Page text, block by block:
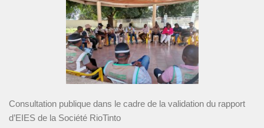
Consultation publique dans le cadre de la validation du rapport
d’EIES de la Société RioTinto